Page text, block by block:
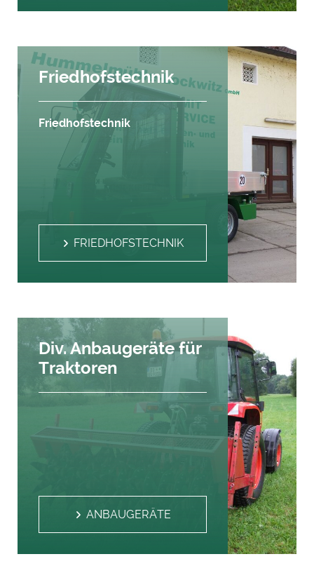
Friedhofstechnik
Friedhofstechnik
FRIEDHOFSTECHNIK
Div. Anbaugeräte für
Traktoren
ANBAUGERÄTE